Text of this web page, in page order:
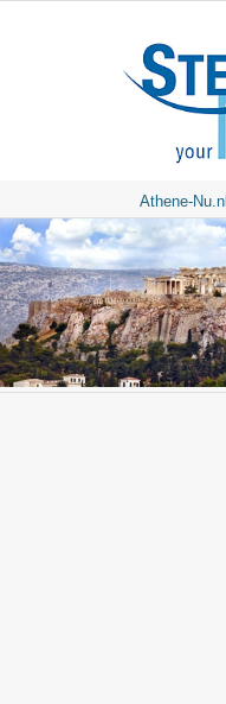
Athene-Nu.nl